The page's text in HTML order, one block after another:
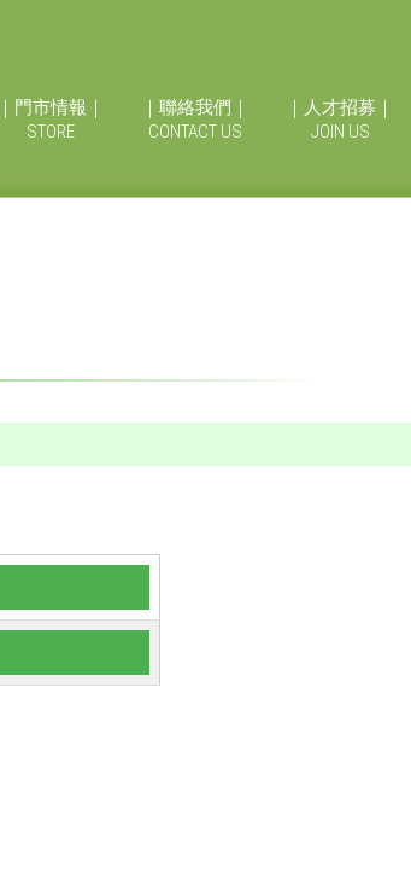
｜門市情報｜
STORE
｜聯絡我們｜
CONTACT US
｜人才招募｜
JOIN US